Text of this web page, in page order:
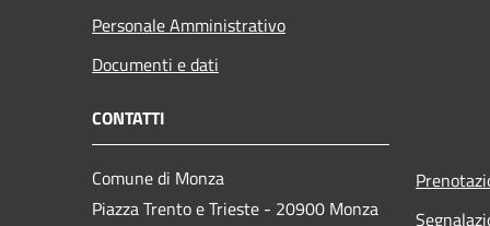
Personale Amministrativo
Documenti e dati
CONTATTI
Comune di Monza
Piazza Trento e Trieste - 20900 Monza